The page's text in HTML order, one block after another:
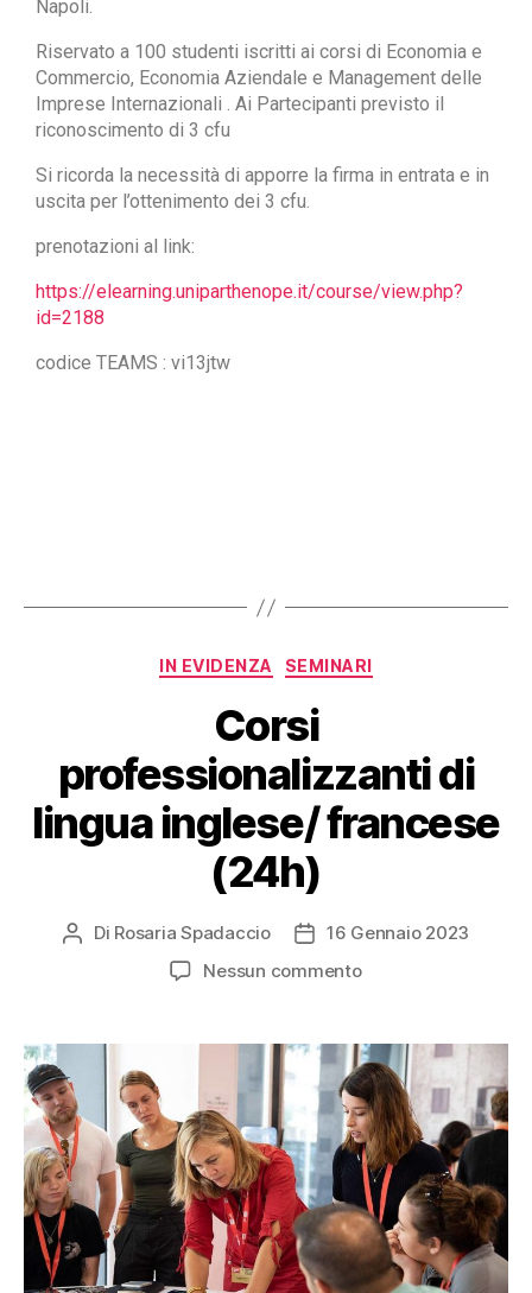
Napoli.
Riservato a 100 studenti iscritti ai corsi di Economia e
Commercio, Economia Aziendale e Management delle
Imprese Internazionali . Ai Partecipanti previsto il
riconoscimento di 3 cfu
Si ricorda la necessità di apporre la firma in entrata e in
uscita per l’ottenimento dei 3 cfu.
prenotazioni al link:
https://elearning.uniparthenope.it/course/view.php?
id=2188
codice TEAMS : vi13jtw
IN EVIDENZA SEMINARI
Corsi
professionalizzanti di
lingua inglese/ francese
(24h)
Di Rosaria Spadaccio
16 Gennaio 2023
Nessun commento